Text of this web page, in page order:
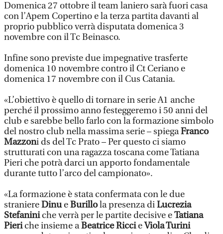
Domenica 27 ottobre il team laniero sarà fuori casa
con l’Apem Copertino e la terza partita davanti al
proprio pubblico verrà disputata domenica 3
novembre con il Tc Beinasco.
Infine sono previste due impegnative trasferte
domenica 10 novembre contro il Ct Ceriano e
domenica 17 novembre con il Cus Catania.
«L’obiettivo è quello di tornare in serie A1 anche
perché il prossimo anno festeggeremo i 50 anni del
club e sarebbe bello farlo con la formazione simbolo
del nostro club nella massima serie – spiegaFranco
Mazzoni ds del Tc Prato – Per questo ci siamo
strutturati con una ragazza toscana come Tatiana
Pieri che potrà darci un apporto fondamentale
durante tutto l’arco del campionato».
«La formazione è stata confermata con le due
straniereDinueBurillola presenza diLucrezia
Stefaniniche verrà per le partite decisive eTatiana
Pieriche insieme aBeatrice RiccieViola Turini